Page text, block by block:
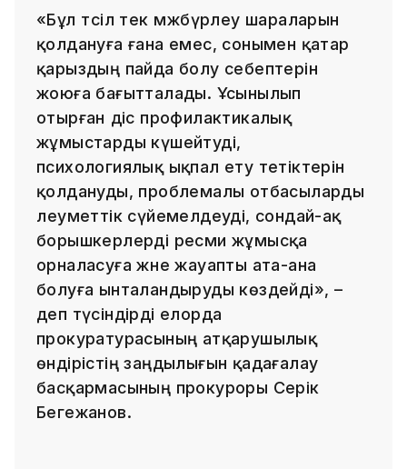
«Бұл тәсіл тек мәжбүрлеу шараларын
қолдануға ғана емес, сонымен қатар
қарыздың пайда болу себептерін
жоюға бағытталады. Ұсынылып
отырған әдіс профилактикалық
жұмыстарды күшейтуді,
психологиялық ықпал ету тетіктерін
қолдануды, проблемалы отбасыларды
әлеуметтік сүйемелдеуді, сондай-ақ
борышкерлерді ресми жұмысқа
орналасуға және жауапты ата-ана
болуға ынталандыруды көздейді», –
деп түсіндірді елорда
прокуратурасының атқарушылық
өндірістің заңдылығын қадағалау
басқармасының прокуроры Серік
Бегежанов.